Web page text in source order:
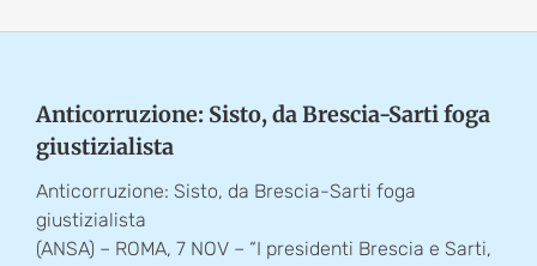
Anticorruzione: Sisto, da Brescia-Sarti foga
giustizialista
Anticorruzione: Sisto, da Brescia-Sarti foga
giustizialista
(ANSA) – ROMA, 7 NOV – “I presidenti Brescia e Sarti,